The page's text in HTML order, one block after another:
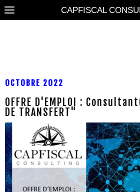
CAPFISCAL
OCTOBRE 2022
OFFRE D'EMPLOI :
DE TRANSFERT"